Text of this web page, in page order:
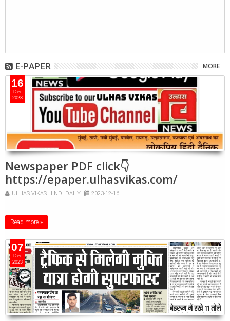
E-PAPER MORE
16
Dec
2023
Newspaper PDF click👇
https://epaper.ulhasvikas.com/
ULHAS VIKAS HINDI DAILY 2023-12-16
Read more »
07
Dec
2023